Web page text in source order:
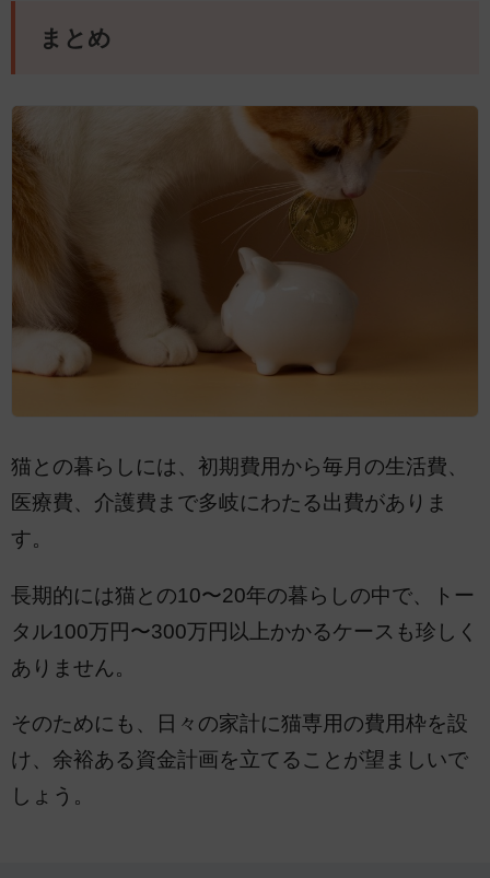
まとめ
猫との暮らしには、初期費用から毎月の生活費、
医療費、介護費まで多岐にわたる出費がありま
す。
長期的には猫との10〜20年の暮らしの中で、トー
タル100万円〜300万円以上かかるケースも珍しく
ありません。
そのためにも、日々の家計に猫専用の費用枠を設
け、余裕ある資金計画を立てることが望ましいで
しょう。